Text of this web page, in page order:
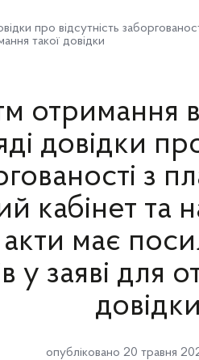
про відсутність
такої довідки
отримання
довідки
з
кабінет та
акти має
у заяві для
довідки
опубліковано 20 травня